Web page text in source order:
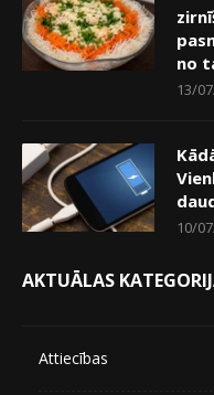
no
13/
10/
AKTUĀLAS
Attiecības